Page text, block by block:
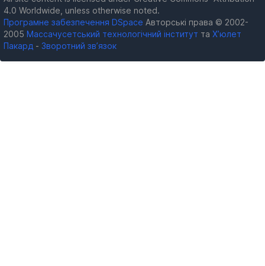
4.0 Worldwide, unless otherwise noted.
Програмне забезпечення DSpace Авторські права © 2002-
2005 Массачусетський технологічний інститут та Х’юлет
Пакард - Зворотний зв’язок